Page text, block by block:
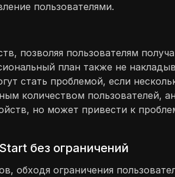
пользователями.
позволяя пользователям
план также не
стать проблемой, если
количеством пользователей,
но может привести к
без ограничений
обходя ограничения